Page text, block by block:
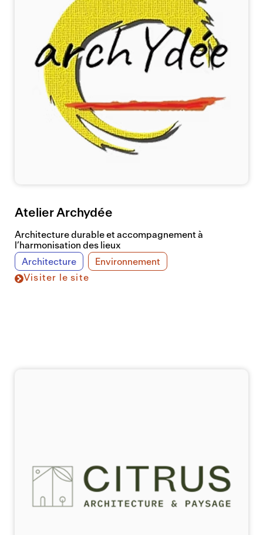
Atelier Archydée
Architecture durable et accompagnement à
l’harmonisation des lieux
Architecture
Environnement
Visiter le site